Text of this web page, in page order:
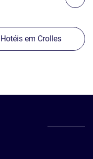
em Crolles